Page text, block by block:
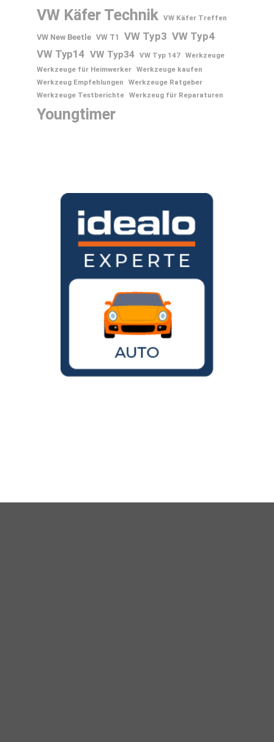
VW Käfer Technik VW Käfer Treffen
VW New Beetle VW T1 VW Typ3 VW Typ4
VW Typ14 VW Typ34 VW Typ 147 Werkzeuge
Werkzeuge für Heimwerker Werkzeuge kaufen
Werkzeug Empfehlungen
Werkzeuge Ratgeber
Werkzeuge Testberichte Werkzeug für Reparaturen
Youngtimer